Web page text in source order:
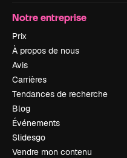
Notre entreprise
Prix
À propos de nous
Avis
Carrières
Tendances de recherche
Blog
Événements
Slidesgo
Vendre mon contenu